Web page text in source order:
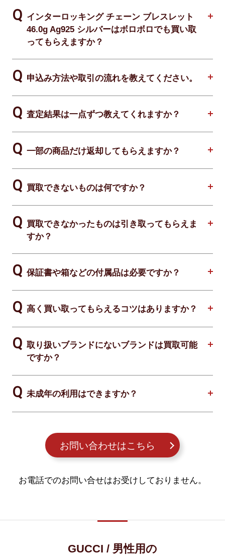
インターロッキング チェーン ブレスレット
46.0g Ag925 シルバーはボロボロでも買い取
ってもらえますか？
申込み方法や取引の流れを教えてください。
査定結果は一点ずつ教えてくれますか？
一部の商品だけ返却してもらえますか？
買取できないものは何ですか？
買取できなかったものは引き取ってもらえま
すか？
保証書や箱などの付属品は必要ですか？
高く買い取ってもらえるコツはありますか？
取り扱いブランドにないブランドは買取可能
ですか？
未成年の利用はできますか？
お問い合わせはこちら
お電話でのお問い合せはお受けしておりません。
GUCCI / 男性用の